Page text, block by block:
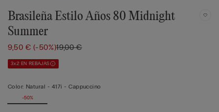
Brasileña Estilo Años 80 Midnight
Summer
9,50 €(-50%)19,00 €
3x2 EN REBAJAS
Color: Natural - 417i - Cappuccino
-50%